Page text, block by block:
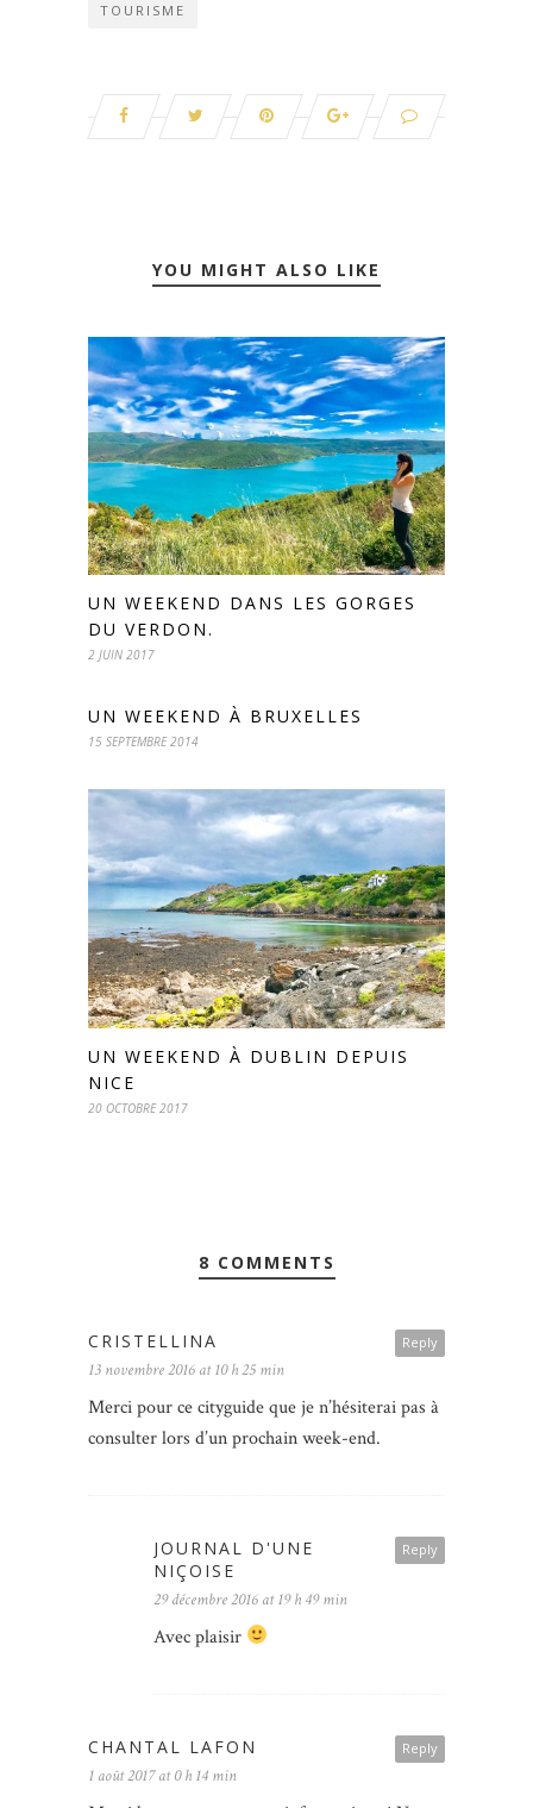
TOURISME
YOU MIGHT ALSO LIKE
UN WEEKEND DANS LES GORGES
DU VERDON.
2 JUIN 2017
UN WEEKEND À BRUXELLES
15 SEPTEMBRE 2014
UN WEEKEND À DUBLIN DEPUIS
NICE
20 OCTOBRE 2017
8 COMMENTS
Reply
CRISTELLINA
13 novembre 2016 at 10 h 25 min
Merci pour ce cityguide que je n’hésiterai pas à
consulter lors d’un prochain week-end.
Reply
JOURNAL D'UNE
NIÇOISE
29 décembre 2016 at 19 h 49 min
Avec plaisir
Reply
CHANTAL LAFON
1 août 2017 at 0 h 14 min